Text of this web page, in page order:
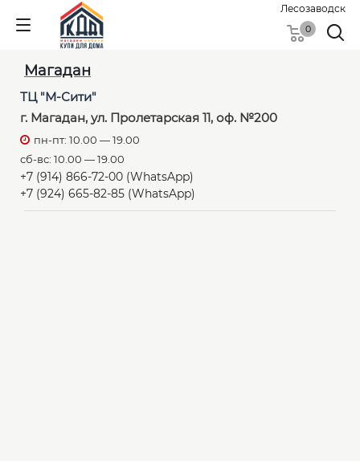
Лесозаводск
0
Магадан
ТЦ "М-Сити"
г. Магадан, ул. Пролетарская 11, оф. №200
пн-пт: 10.00 — 19.00
сб-вс: 10.00 — 19.00
+7 (914) 866-72-00 (WhatsApp)
+7 (924) 665-82-85 (WhatsApp)